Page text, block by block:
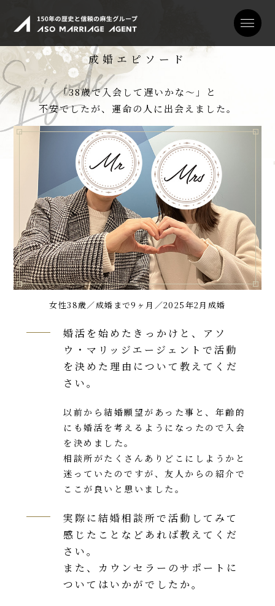
私たちについて
サービス
料金
ご成婚までの流れ
親御様向け
成婚エピソード
「38歳で入会して遅いかな～」と
不安でしたが、運命の人に出会えました。
女性38歳／成婚まで9ヶ月／2025年2月成婚
婚活を始めたきっかけと、アソ
ウ・マリッジエージェントで活動
を決めた理由について教えてくだ
さい。
以前から結婚願望があった事と、年齢的
にも婚活を考えるようになったので入会
を決めました。
相談所がたくさんありどこにしようかと
迷っていたのですが、友人からの紹介で
ここが良いと思いました。
実際に結婚相談所で活動してみて
感じたことなどあれば教えてくだ
さい。
また、カウンセラーのサポートに
ついてはいかがでしたか。